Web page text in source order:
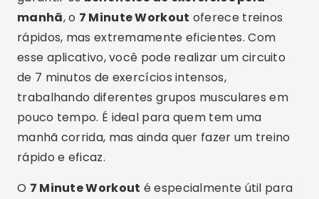
manhã, o 7 Minute Workout oferece treinos
rápidos, mas extremamente eficientes. Com
esse aplicativo, você pode realizar um circuito
de 7 minutos de exercícios intensos,
trabalhando diferentes grupos musculares em
pouco tempo. É ideal para quem tem uma
manhã corrida, mas ainda quer fazer um treino
rápido e eficaz.
O 7 Minute Workout é especialmente útil para